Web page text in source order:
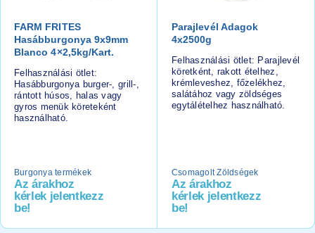
FARM FRITES
Hasábburgonya 9x9mm
Blanco 4×2,5kg/kart.
Felhasználási ötlet:
Hasábburgonya burger-, grill-,
rántott húsos, halas vagy
gyros menük köreteként
használható.
Burgonya termékek
Az árakhoz
kérlek jelentkezz
be!
Parajlevél Adagok
4x2500g
Felhasználási ötlet: Parajlevél
köretként, rakott ételhez,
krémleveshez, főzelékhez,
salátához vagy zöldséges
egytálételhez használható.
Csomagolt Zöldségek
Az árakhoz
kérlek jelentkezz
be!